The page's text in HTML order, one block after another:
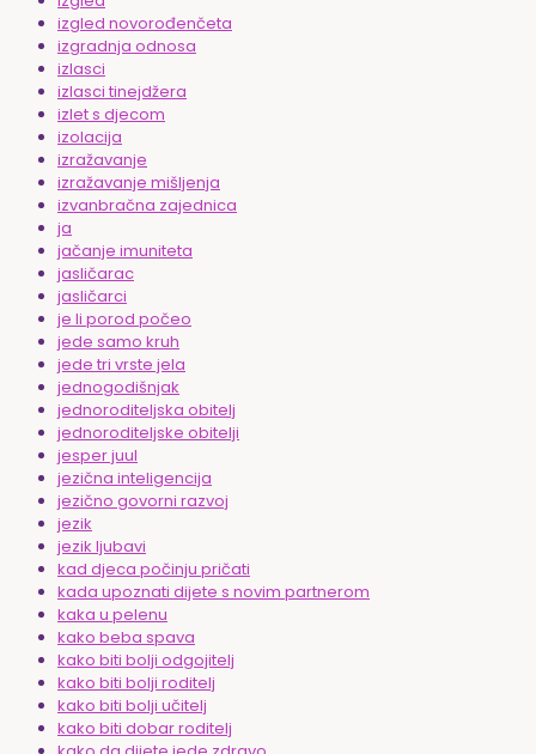
izgled novorođenčeta
izgradnja odnosa
izlasci
izlasci tinejdžera
izlet s djecom
izolacija
izražavanje
izražavanje mišljenja
izvanbračna zajednica
ja
jačanje imuniteta
jasličarac
jasličarci
je li porod počeo
jede samo kruh
jede tri vrste jela
jednogodišnjak
jednoroditeljska obitelj
jednoroditeljske obitelji
jesper juul
jezična inteligencija
jezično govorni razvoj
jezik
jezik ljubavi
kad djeca počinju pričati
kada upoznati dijete s novim partnerom
kaka u pelenu
kako beba spava
kako biti bolji odgojitelj
kako biti bolji roditelj
kako biti bolji učitelj
kako biti dobar roditelj